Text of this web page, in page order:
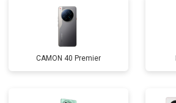
CAMON 40 Premier